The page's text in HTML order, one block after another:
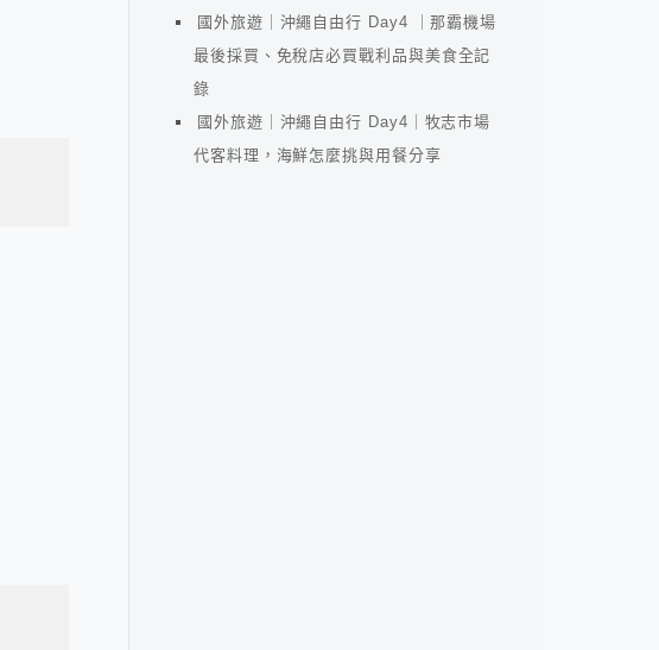
國外旅遊｜沖繩自由行 Day4 ｜那霸機場
最後採買、免稅店必買戰利品與美食全記
錄
國外旅遊｜沖繩自由行 Day4｜牧志市場
代客料理，海鮮怎麼挑與用餐分享